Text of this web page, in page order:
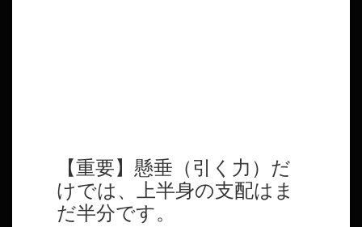
【重要】懸垂（引く力）だ
けでは、上半身の支配はま
だ半分です。